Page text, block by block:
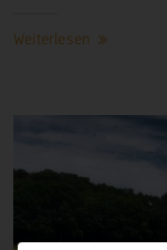
Weiterlesen